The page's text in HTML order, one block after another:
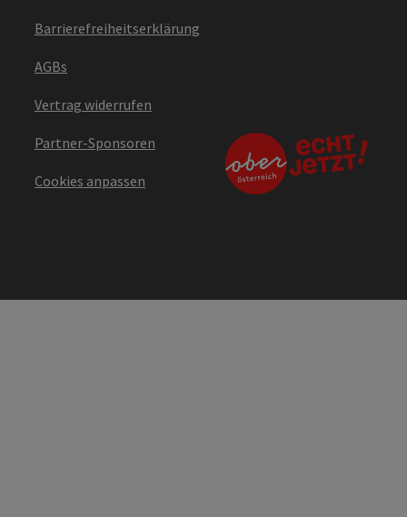
Barrierefreiheitserklärung
AGBs
Vertrag widerrufen
Partner-Sponsoren
Cookies anpassen